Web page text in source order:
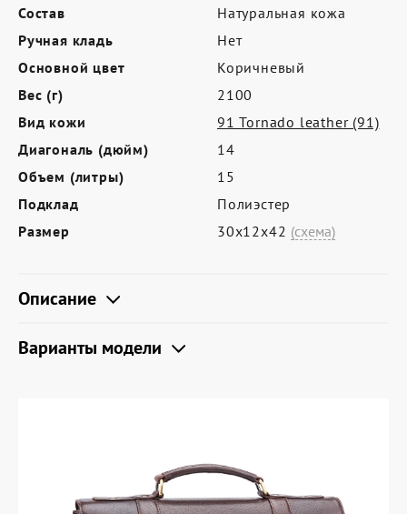
Политика обработки персональных
данных
Состав
Натуральная кожа
Ручная кладь
Нет
Основной цвет
Коричневый
Вес (г)
2100
Вид кожи
91 Tornado leather (91)
Диагональ (дюйм)
14
Объем (литры)
15
Подклад
Полиэстер
Размер
30х12х42 (схема)
Описание
Варианты модели